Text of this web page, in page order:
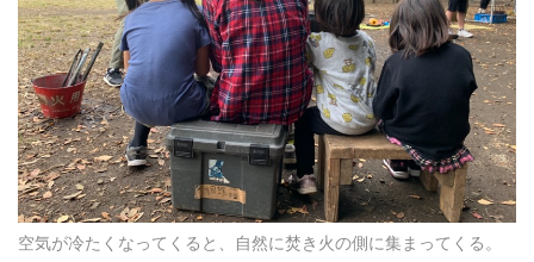
空気が冷たくなってくると、自然に焚き火の側に集まってくる。